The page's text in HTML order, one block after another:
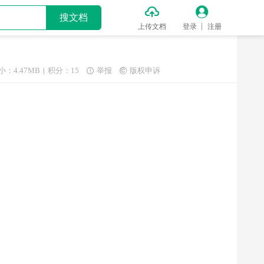
搜文档 
上传文档

登录 注册
：4.47MB 积分：15  举报  版权申诉